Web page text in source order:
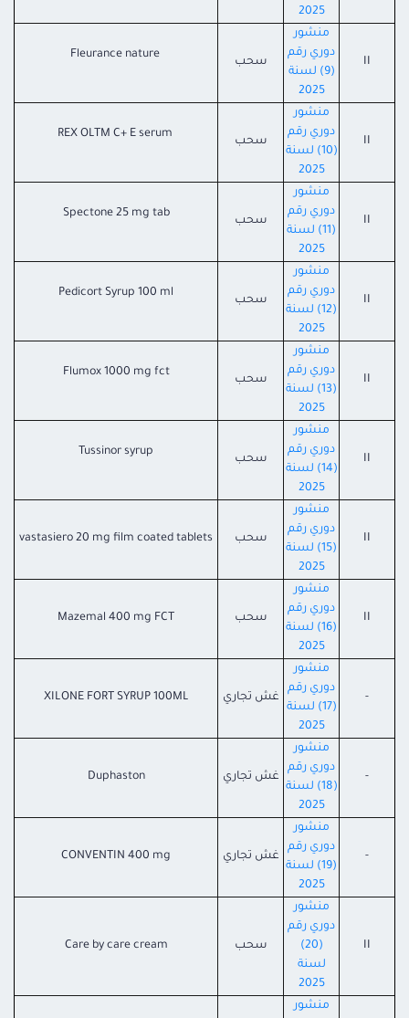
2025
II
منشور
دوري رقم
(9) لسنة
2025
سحب
Fleurance nature
II
منشور
دوري رقم
(10) لسنة
2025
سحب
II
منشور
دوري رقم
(11) لسنة
2025
سحب
Spectone 25 mg tab
II
منشور
دوري رقم
(12) لسنة
2025
سحب
Pedicort Syrup 100 ml
II
منشور
دوري رقم
(13) لسنة
2025
سحب
Flumox 1000 mg fct
II
منشور
دوري رقم
(14) لسنة
2025
سحب
Tussinor syrup
II
منشور
دوري رقم
(15) لسنة
2025
سحب vastasiero 20 mg film coated tablets
II
منشور
دوري رقم
(16) لسنة
2025
سحب Mazemal 400 mg FCT
-
منشور
دوري رقم
(17) لسنة
2025
غش تجاري XILONE FORT SYRUP 100ML
-
منشور
دوري رقم
(18) لسنة
2025
غش تجاري Duphaston
-
منشور
دوري رقم
(19) لسنة
2025
غش تجاري CONVENTIN 400 mg
II
منشور
دوري رقم
(20)
لسنة
2025
سحب Care by care cream
منشور